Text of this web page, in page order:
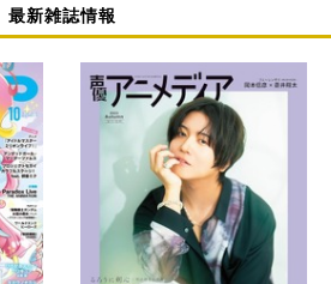
最新雑誌情報